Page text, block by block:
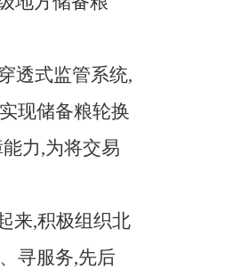
透式监管系统,
现储备粮轮换
力,为将交易
来,积极组织北
寻服务,先后